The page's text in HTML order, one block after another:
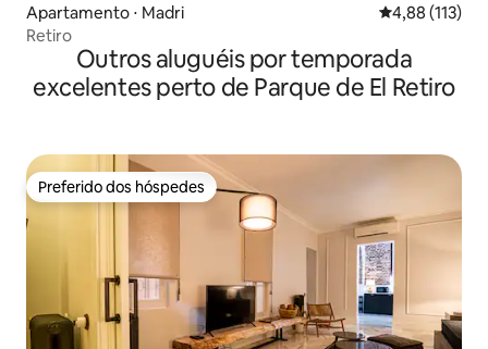
Apartamento ⋅ Madri 4,88 de uma
4,88 (113)
Retiro
Outros aluguéis por temporada
excelentes perto de Parque de El Retiro
Preferido dos hóspedes
Preferido dos hóspedes